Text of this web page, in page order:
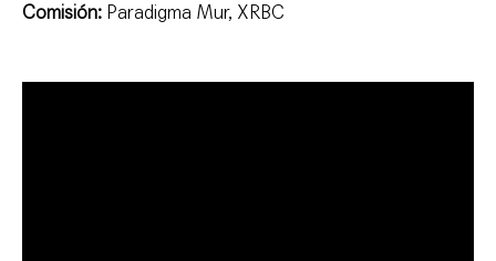
Comisión: Paradigma Mur, XRBC